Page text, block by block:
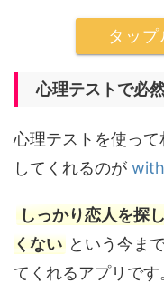
タップ
心理テストで必
心理テストを使っ
してくれるのが with
しっかり恋人を探
くない という今ま
てくれるアプリです